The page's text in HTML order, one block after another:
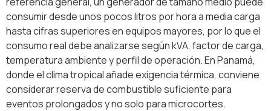
consumir desde unos pocos litros por hora a media carga
hasta cifras superiores en equipos mayores, por lo que el
consumo real debe analizarse según kVA, factor de carga,
temperatura ambiente y perfil de operación. En Panamá,
donde el clima tropical añade exigencia térmica, conviene
considerar reserva de combustible suficiente para
eventos prolongados y no solo para microcortes.